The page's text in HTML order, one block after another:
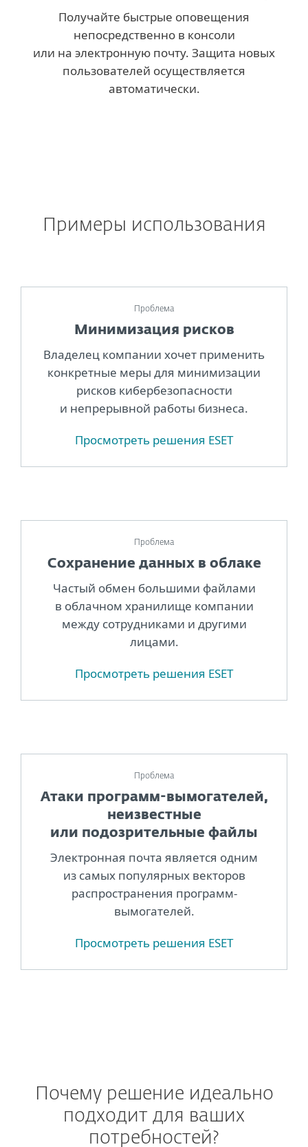
Получайте быстрые оповещения
непосредственно в консоли
или на электронную почту. Защита новых
пользователей осуществляется
автоматически.
Примеры использования
Проблема
Минимизация рисков
Владелец компании хочет применить
конкретные меры для минимизации
рисков кибербезопасности
и непрерывной работы бизнеса.
Просмотреть решения ESET
Проблема
Сохранение данных в облаке
Частый обмен большими файлами
в облачном хранилище компании
между сотрудниками и другими
лицами.
Просмотреть решения ESET
Проблема
Атаки программ-вымогателей,
неизвестные
или подозрительные файлы
Электронная почта является одним
из самых популярных векторов
распространения программ-
вымогателей.
Просмотреть решения ESET
Почему решение идеально
подходит для ваших
потребностей?